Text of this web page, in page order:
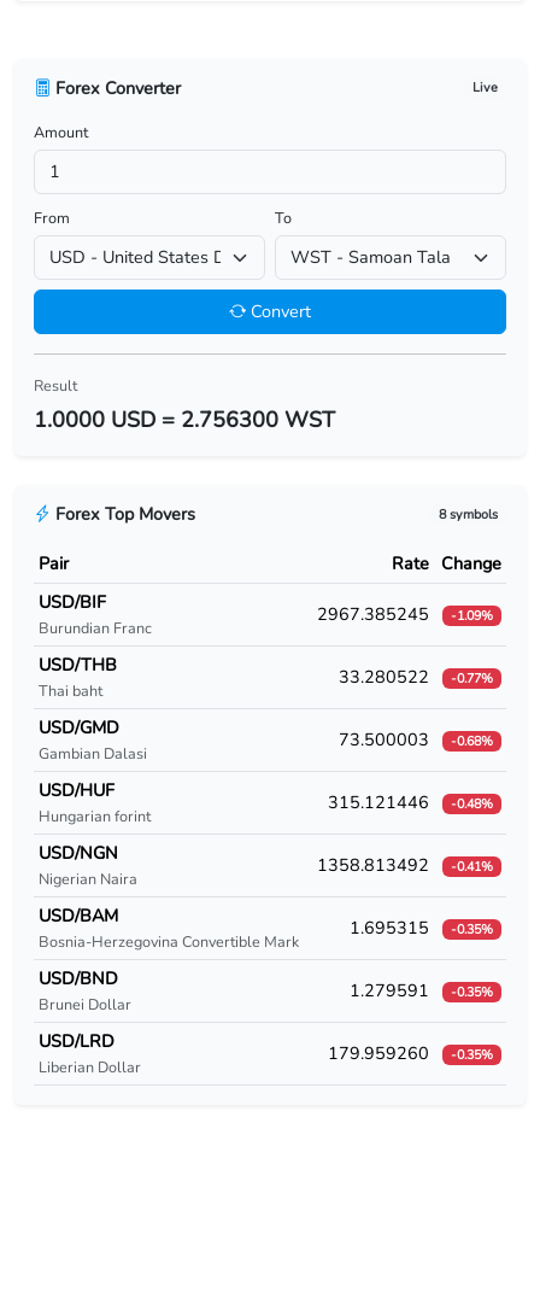
USD/BSD
USD/BWP
USD/BZD
USD/CDF
USD/CHF
USD/CLF
USD/CLP
USD/CNY
USD/COP
USD/CRC
USD/CUC
USD/CUP
USD/CVE
USD/CZK
Forex Converter Live
Amount
From To
Convert
Result
1.0000 USD = 2.756300 WST
Forex Top Movers 8 symbols
Pair Rate Change
USD/BIF
Burundian Franc
2967.385245 -1.09%
USD/THB
Thai baht
33.280522 -0.77%
USD/GMD
Gambian Dalasi
73.500003 -0.68%
USD/HUF
Hungarian forint
315.121446 -0.48%
USD/NGN
Nigerian Naira
1358.813492 -0.41%
USD/BAM
Bosnia-Herzegovina Convertible Mark
1.695315 -0.35%
USD/BND
Brunei Dollar
1.279591 -0.35%
USD/LRD
Liberian Dollar
179.959260 -0.35%